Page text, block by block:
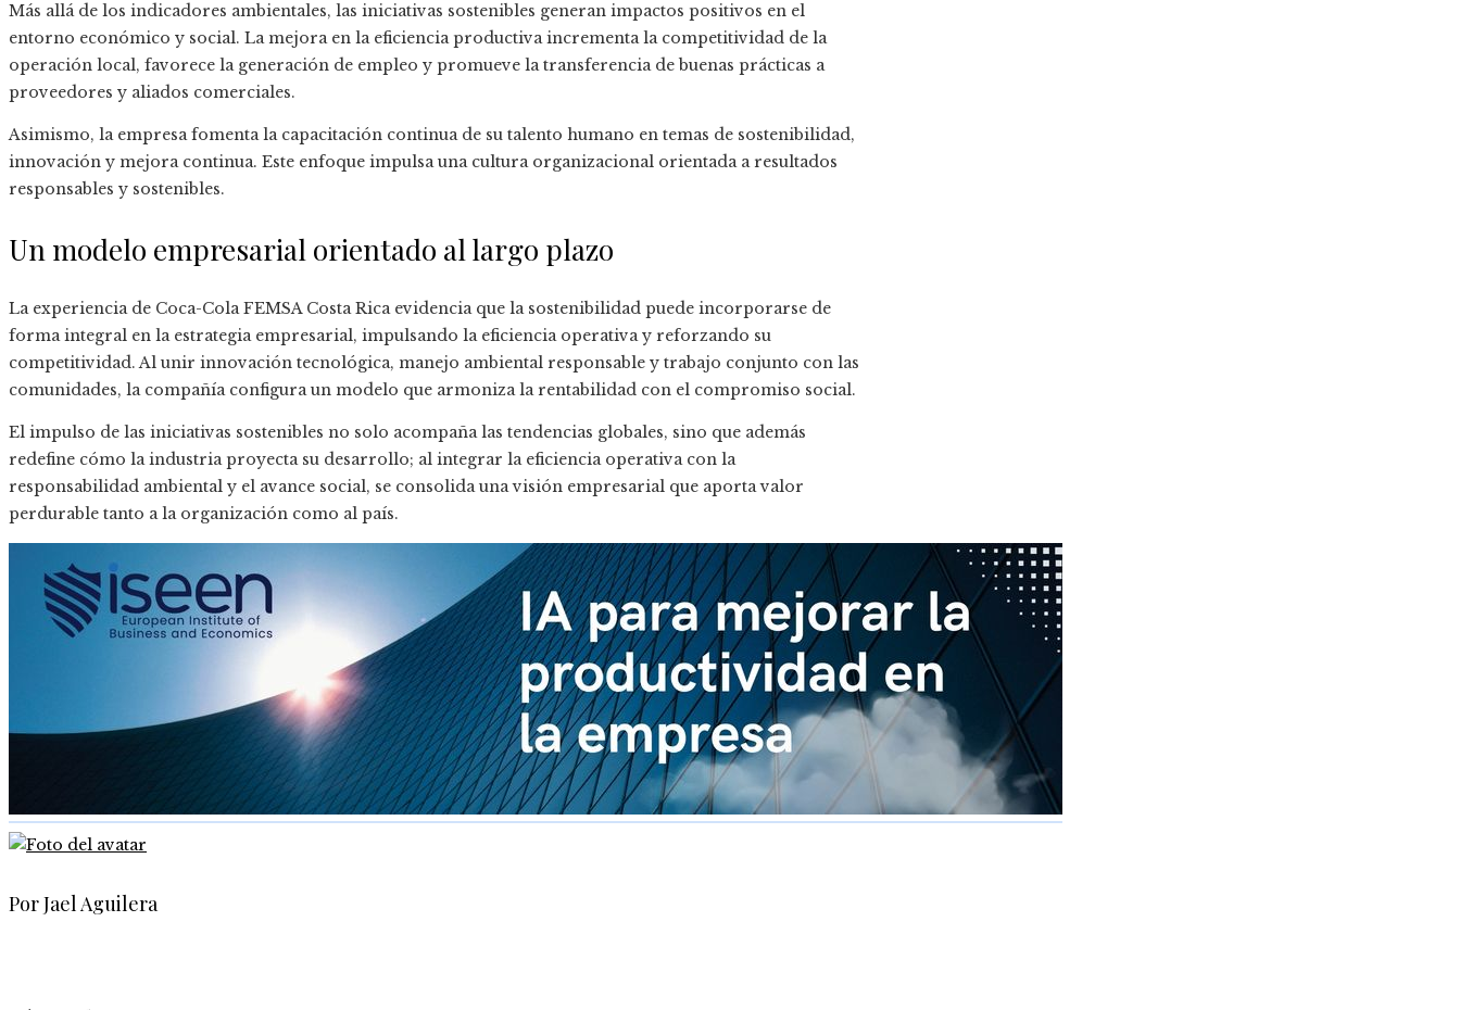
Más allá de los indicadores ambientales, las iniciativas sostenibles generan impactos positivos en el
entorno económico y social. La mejora en la eficiencia productiva incrementa la competitividad de la
operación local, favorece la generación de empleo y promueve la transferencia de buenas prácticas a
proveedores y aliados comerciales.
Asimismo, la empresa fomenta la capacitación continua de su talento humano en temas de sostenibilidad,
innovación y mejora continua. Este enfoque impulsa una cultura organizacional orientada a resultados
responsables y sostenibles.
Un modelo empresarial orientado al largo plazo
La experiencia de Coca-Cola FEMSA Costa Rica evidencia que la sostenibilidad puede incorporarse de
forma integral en la estrategia empresarial, impulsando la eficiencia operativa y reforzando su
competitividad. Al unir innovación tecnológica, manejo ambiental responsable y trabajo conjunto con las
comunidades, la compañía configura un modelo que armoniza la rentabilidad con el compromiso social.
El impulso de las iniciativas sostenibles no solo acompaña las tendencias globales, sino que además
redefine cómo la industria proyecta su desarrollo; al integrar la eficiencia operativa con la
responsabilidad ambiental y el avance social, se consolida una visión empresarial que aporta valor
perdurable tanto a la organización como al país.
Por Jael Aguilera